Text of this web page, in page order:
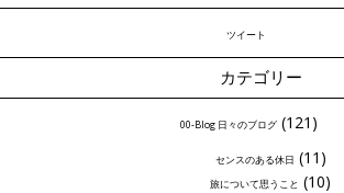
ツイート
カテゴリー
00-Blog 日々のブログ(121)
センスのある休日 (11)
旅について思うこと (10)